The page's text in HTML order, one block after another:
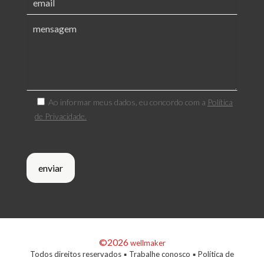
Ao informar meus dados, eu concordo com a Política
de Privacidade.
©2026wellmaker
Todos direitos reservados ▪ Trabalhe conosco ▪ Política de